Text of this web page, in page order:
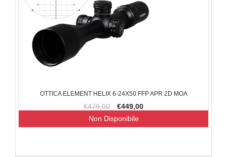
OTTICA ELEMENT HELIX 6-24X50 FFP APR 2D MOA
€479,00 €449,00
Non Disponibile